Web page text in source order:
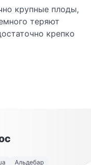
крупные плоды,
теряют
крепко
Альдебар